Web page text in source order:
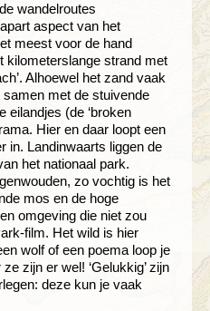
wandelroutes
aspect van het
meest voor de hand
kilometerslange strand met
Alhoewel het zand vaak
met de stuivende
eilandjes (de ‘broken
Hier en daar loopt een
in. Landinwaarts liggen de
het nationaal park.
zo vochtig is het
mos en de hoge
omgeving die niet zou
film. Het wild is hier
wolf of een poema loop je
zijn er wel! ‘Gelukkig’ zijn
deze kun je vaak